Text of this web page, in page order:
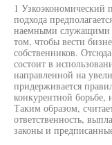
1
подхода
наемными служащими и
том, чтобы вести
собственников.
состоит в
направленной на
придерживается
конкурентной
Таким образом,
ответственность,
законы и